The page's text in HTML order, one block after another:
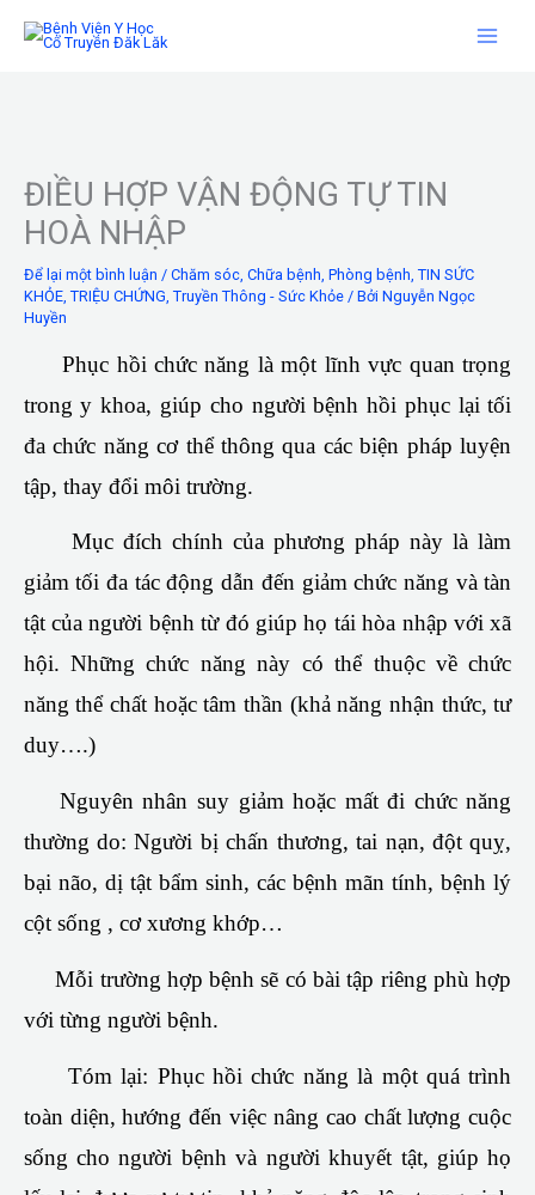
ĐIỀU HỢP VẬN ĐỘNG TỰ TIN
HOÀ NHẬP
Để lại một bình luận / Chăm sóc, Chữa bệnh Phòng bệnh TIN SỨC
KHỎE, TRIỆU CHỨNG Truyền Thông - Sức Khỏe/ Bởi Nguyễn Ngọc
Huyền
Phục hồi chức năng là một lĩnh vực quan trọng
trong y khoa, giúp cho người bệnh hồi phục lại tối
đa chức năng cơ thể thông qua các biện pháp luyện
tập, thay đổi môi trường.
Mục đích chính của phương pháp này là làm
giảm tối đa tác động dẫn đến giảm chức năng và tàn
tật của người bệnh từ đó giúp họ tái hòa nhập với xã
hội. Những chức năng này có thể thuộc về chức
năng thể chất hoặc tâm thần (khả năng nhận thức, tư
duy….)
Nguyên nhân suy giảm hoặc mất đi chức năng
thường do: Người bị chấn thương, tai nạn, đột quỵ,
bại não, dị tật bẩm sinh, các bệnh mãn tính, bệnh lý
cột sống , cơ xương khớp…
Mỗi trường hợp bệnh sẽ có bài tập riêng phù hợp
với từng người bệnh.
Tóm lại: Phục hồi chức năng là một quá trình
toàn diện, hướng đến việc nâng cao chất lượng cuộc
sống cho người bệnh và người khuyết tật, giúp họ